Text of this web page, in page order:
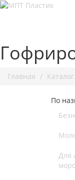
Главная Каталог
По
Для